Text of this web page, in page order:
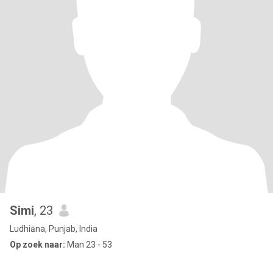
Simi, 23
Ludhiāna, Punjab, India
Op zoek naar: Man 23 - 53